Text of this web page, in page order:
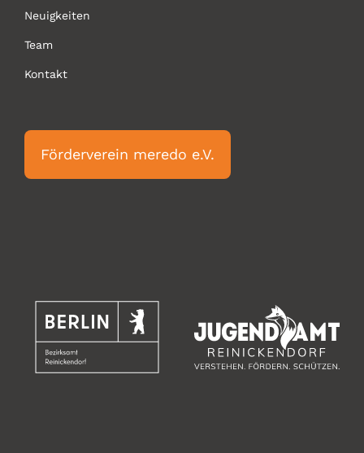
Neuigkeiten
Team
Kontakt
Förderverein meredo e.V.